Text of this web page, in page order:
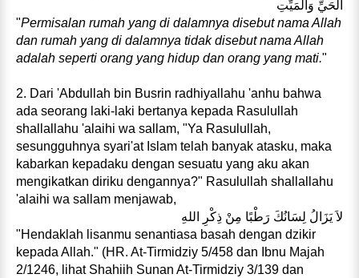
الْحَيِّ وَالْمَيِّتِ
"Permisalan rumah yang di dalamnya disebut nama Allah
dan rumah yang di dalamnya tidak disebut nama Allah
adalah seperti orang yang hidup dan orang yang mati."
2. Dari 'Abdullah bin Busrin radhiyallahu 'anhu bahwa
ada seorang laki-laki bertanya kepada Rasulullah
shallallahu 'alaihi wa sallam, "Ya Rasulullah,
sesungguhnya syari'at Islam telah banyak atasku, maka
kabarkan kepadaku dengan sesuatu yang aku akan
mengikatkan diriku dengannya?" Rasulullah shallallahu
'alaihi wa sallam menjawab,
لاَ يَزَالُ لِسَانُكَ رَطْبًا مِنْ ذِكْرِ اللهِ
"Hendaklah lisanmu senantiasa basah dengan dzikir
kepada Allah." (HR. At-Tirmidziy 5/458 dan Ibnu Majah
2/1246, lihat Shahiih Sunan At-Tirmidziy 3/139 dan